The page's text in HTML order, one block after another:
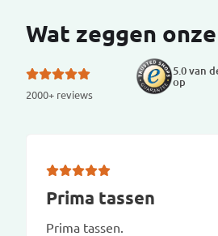
Wat zeggen
2000+ reviews
5.0 van
op
Prima tassen
Prima tassen.